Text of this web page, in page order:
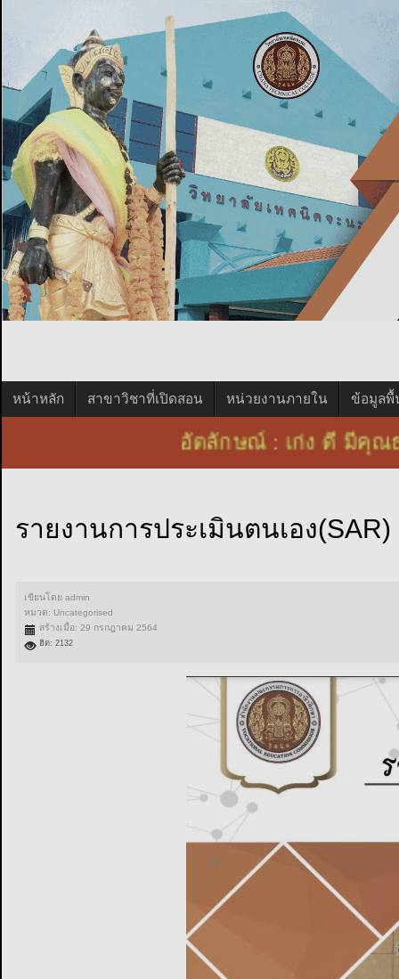
หน้าหลัก สาขาวิชาที่เปิดสอน หน่วยงานภายใน ข้อมูลพื้
อัตลักษณ์ : เก่ง ดี มี
รายงานการประเมินตนเอง
เขียนโดยadmin
หมวด: Uncategorised
สร้างเมื่อ: 29 กรกฎาคม 2564
ฮิต: 2132